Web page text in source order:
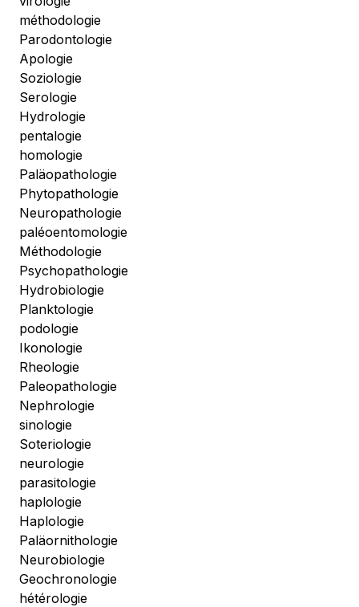
méthodologie
Parodontologie
Apologie
Soziologie
Serologie
Hydrologie
pentalogie
homologie
Paläopathologie
Phytopathologie
Neuropathologie
paléoentomologie
Méthodologie
Psychopathologie
Hydrobiologie
Planktologie
podologie
Ikonologie
Rheologie
Paleopathologie
Nephrologie
sinologie
Soteriologie
neurologie
parasitologie
haplologie
Haplologie
Paläornithologie
Neurobiologie
Geochronologie
hétérologie